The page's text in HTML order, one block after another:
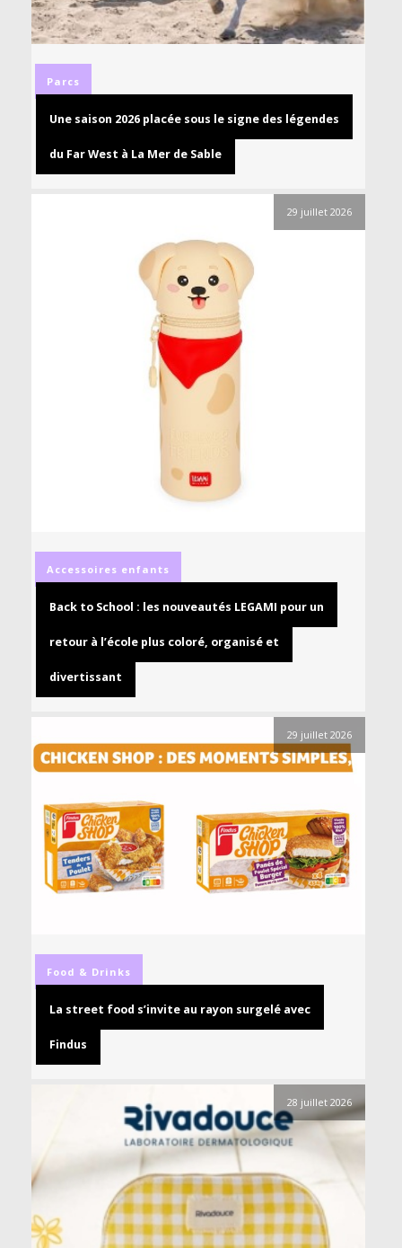
Parcs
Une saison 2026 placée sous le signe des légendes
du Far West à La Mer de Sable
29 juillet 2026
Accessoires enfants
Back to School : les nouveautés LEGAMI pour un
retour à l’école plus coloré, organisé et
divertissant
29 juillet 2026
Food & Drinks
La street food s’invite au rayon surgelé avec
Findus
28 juillet 2026